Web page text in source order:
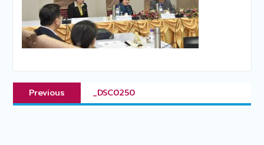
แนะแนว
เรื่องPrevious
Previous
post:
_DSC0250